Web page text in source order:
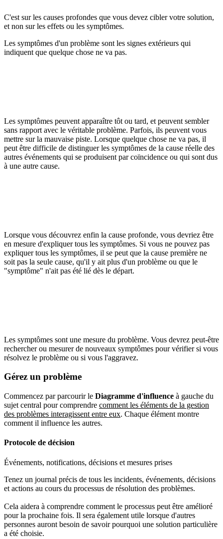
C'est sur les causes profondes que vous devez cibler votre solution,
et non sur les effets ou les symptômes.
Les symptômes d'un problème sont les signes extérieurs qui
indiquent que quelque chose ne va pas.
Les symptômes peuvent apparaître tôt ou tard, et peuvent sembler
sans rapport avec le véritable problème. Parfois, ils peuvent vous
mettre sur la mauvaise piste. Lorsque quelque chose ne va pas, il
peut être difficile de distinguer les symptômes de la cause réelle des
autres événements qui se produisent par coïncidence ou qui sont dus
à une autre cause.
Lorsque vous découvrez enfin la cause profonde, vous devriez être
en mesure d'expliquer tous les symptômes. Si vous ne pouvez pas
expliquer tous les symptômes, il se peut que la cause première ne
soit pas la seule cause, qu'il y ait plus d'un problème ou que le
"symptôme" n'ait pas été lié dès le départ.
Les symptômes sont une mesure du problème. Vous devrez peut-être
rechercher ou mesurer de nouveaux symptômes pour vérifier si vous
résolvez le problème ou si vous l'aggravez.
Gérez un problème
Commencez par parcourir le Diagramme d'influence à gauche du
sujet central pour comprendre comment les éléments de la gestion
des problèmes interagissent entre eux. Chaque élément montre
comment il influence les autres.
Protocole de décision
Événements, notifications, décisions et mesures prises
Tenez un journal précis de tous les incidents, événements, décisions
et actions au cours du processus de résolution des problèmes.
Cela aidera à comprendre comment le processus peut être amélioré
pour la prochaine fois. Il sera également utile lorsque d'autres
personnes auront besoin de savoir pourquoi une solution particulière
a été choisie.